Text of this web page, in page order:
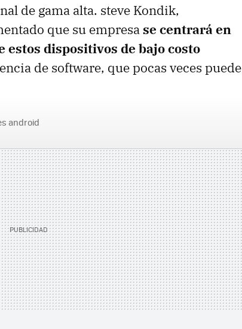
de gama alta. steve Kondik,
que su empresase centrará en
dispositivos de bajo costo
de software, que pocas veces puede
android